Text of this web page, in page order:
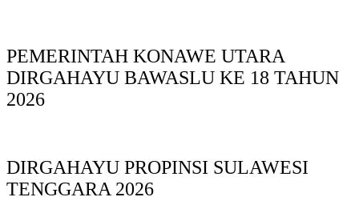
PEMERINTAH KONAWE UTARA
DIRGAHAYU BAWASLU KE 18 TAHUN
2026
DIRGAHAYU PROPINSI SULAWESI
TENGGARA 2026